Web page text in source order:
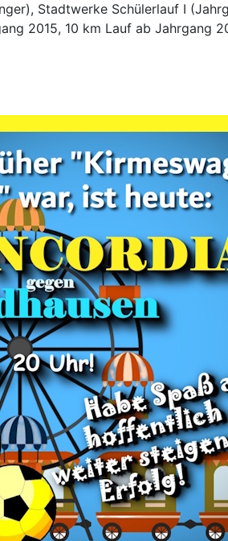
Stadtwerke Schülerlauf I
2015, 10 km Lauf ab Jahrgang